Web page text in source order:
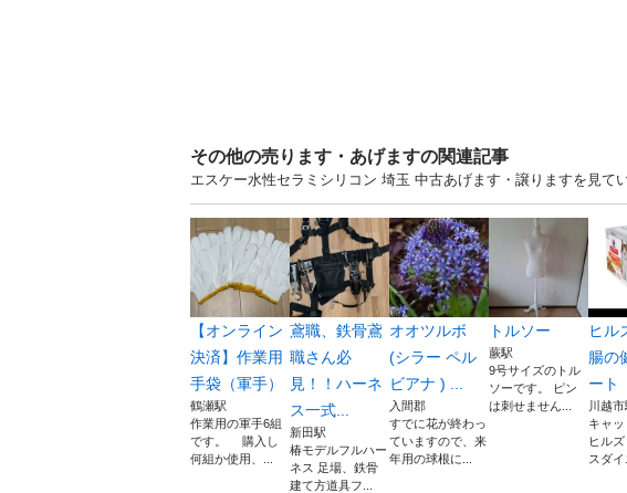
その他の売ります・あげますの関連記事
エスケー水性セラミシリコン 埼玉 中古あげます・譲りますを見て
【オンライン
決済】作業用
手袋（軍手）
鶴瀬駅
作業用の軍手6組
です。 購入し
何組か使用、...
鳶職、鉄骨鳶
職さん必
見！！ハーネ
ス一式...
新田駅
椿モデルフルハー
ネス 足場、鉄骨
建て方道具フ...
オオツルボ
(シラー ペル
ビアナ ) ...
入間郡
すでに花が終わっ
ていますので、来
年用の球根に...
トルソー
蕨駅
9号サイズのトル
ソーです。 ピン
は刺せません...
ヒル
腸の
ート
川越市
キャ
ヒル
スダイ